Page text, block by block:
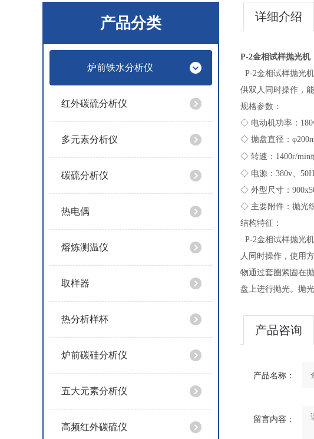
产品分类
炉前铁水分析仪
红外碳硫分析仪
多元素分析仪
碳硫分析仪
热电偶
熔炼测温仪
取样器
热分析样杯
炉前碳硅分析仪
五大元素分析仪
高频红外碳硫仪
详细介绍
P-2金相试样抛光机
P-2金相试样抛光
供双人同时操作，
规格参数：
◇ 电动机功率：
◇ 抛盘直径：
◇ 转速：1400r/min
◇ 电源：380v、
◇ 外型尺寸：
◇ 主要附件：抛光
结构特征：
P-2金相试样抛光
人同时操作，使用
物通过套圈紧固在
盘上进行抛光。抛
产品咨询
产品名称：
留言内容：